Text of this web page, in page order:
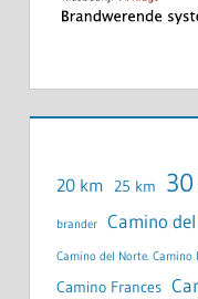
20 km 25 km
brander Camino
Camino del Norte. Camino
Camino Frances